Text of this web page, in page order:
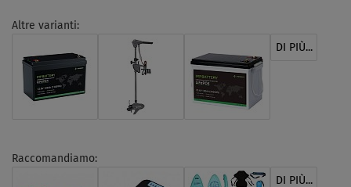
Altre varianti:
DI PIÙ...
Raccomandiamo:
DI PIÙ...